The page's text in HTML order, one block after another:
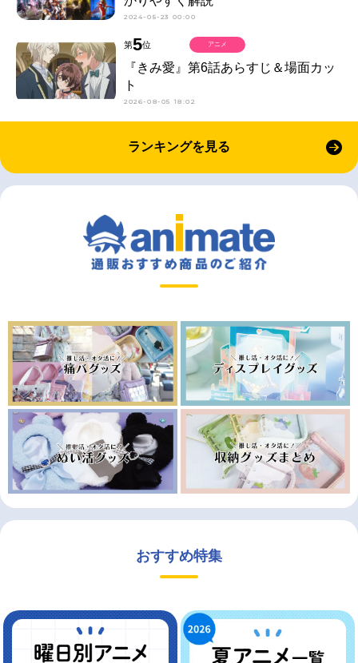
2024-05-23 00:00
第5位
『きみ愛』第6話あらすじ＆場面カッ
ト
2026-08-05 18:02
アニメ
ランキングを見る
おすすめ特集